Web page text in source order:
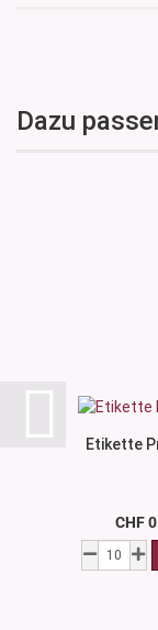
Dazu
Etikette
CHF